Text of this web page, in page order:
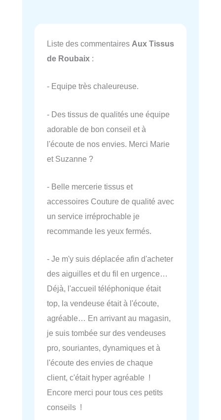
Liste des commentaires Aux Tissus
de Roubaix :
- Equipe très chaleureuse.
- Des tissus de qualités une équipe
adorable de bon conseil et à
l'écoute de nos envies. Merci Marie
et Suzanne ?
- Belle mercerie tissus et
accessoires Couture de qualité avec
un service irréprochable je
recommande les yeux fermés.
- Je m'y suis déplacée afin d'acheter
des aiguilles et du fil en urgence…
Déjà, l'accueil téléphonique était
top, la vendeuse était à l'écoute,
agréable… En arrivant au magasin,
je suis tombée sur des vendeuses
pro, souriantes, dynamiques et à
l'écoute des envies de chaque
client, c'était hyper agréable !
Encore merci pour tous ces petits
conseils !